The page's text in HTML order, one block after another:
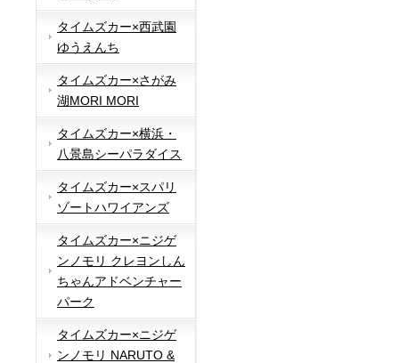
タイムズカー×西武園
ゆうえんち
タイムズカー×さがみ
湖MORI MORI
タイムズカー×横浜・
八景島シーパラダイス
タイムズカー×スパリ
ゾートハワイアンズ
タイムズカー×ニジゲ
ンノモリ クレヨンしん
ちゃんアドベンチャー
パーク
タイムズカー×ニジゲ
ンノモリ NARUTO &